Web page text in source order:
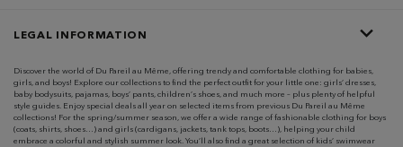
LEGAL INFORMATION
Discover the world of Du Pareil au Même, offering trendy and comfortable clothing for babies,
girls, and boys! Explore our collections to find the perfect outfit for your little one: girls’ dresses,
baby bodysuits, pajamas, boys’ pants, children’s shoes, and much more – plus plenty of helpful
style guides. Enjoy special deals all year on selected items from previous Du Pareil au Même
collections! For the spring/summer season, we offer a wide range of fashionable clothing for boys
(coats, shirts, shoes…) and girls (cardigans, jackets, tank tops, boots…), helping your child
embrace a colorful and stylish summer look. You’ll also find a great selection of kids’ swimwear